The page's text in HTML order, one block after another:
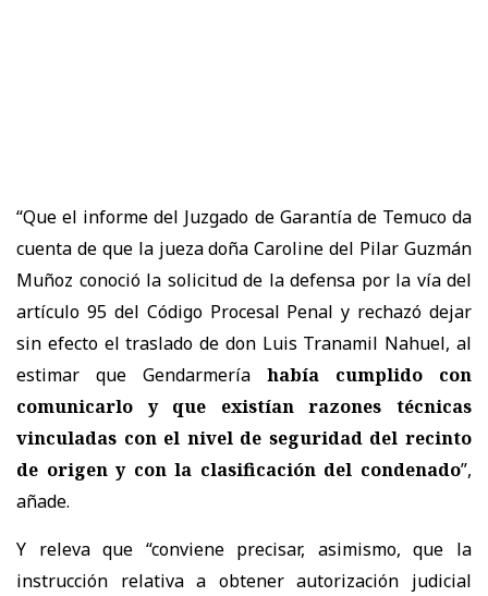
“Que el informe del Juzgado de Garantía de Temuco da
cuenta de que la jueza doña Caroline del Pilar Guzmán
Muñoz conoció la solicitud de la defensa por la vía del
artículo 95 del Código Procesal Penal y rechazó dejar
sin efecto el traslado de don Luis Tranamil Nahuel, al
estimar que Gendarmería había cumplido con
comunicarlo y que existían razones técnicas
vinculadas con el nivel de seguridad del recinto
de origen y con la clasificación del condenado”,
añade.
Y releva que “conviene precisar, asimismo, que la
instrucción relativa a obtener autorización judicial